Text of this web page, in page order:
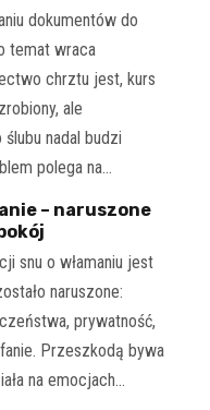
dokumentów do
temat wraca
chrztu jest, kurs
ale
nadal budzi
polega na…
– naruszone
snu o włamaniu jest
naruszone:
prywatność,
Przeszkodą bywa
na emocjach…